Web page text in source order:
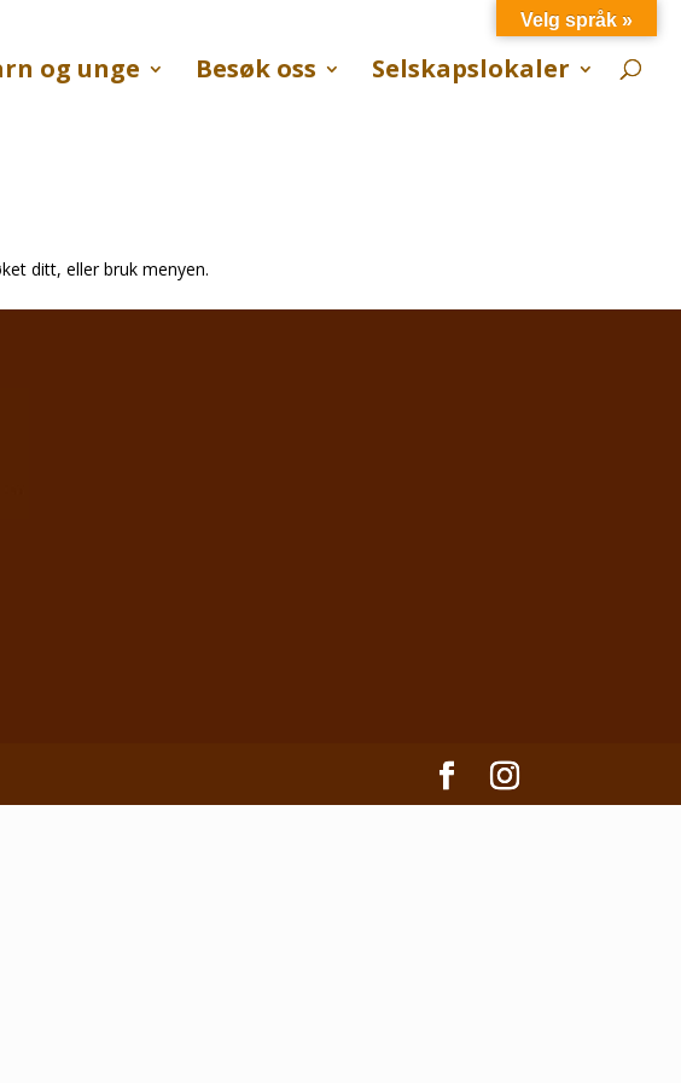
og unge Besøk oss Selskapslokaler
ditt, eller bruk menyen.
Velg språk »